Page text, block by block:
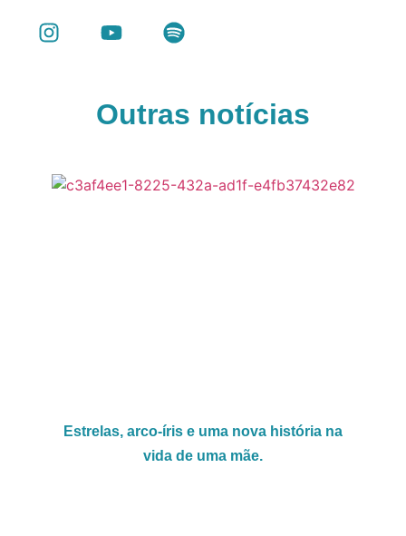
Outras notícias
Estrelas, arco-íris e uma nova história na
vida de uma mãe.